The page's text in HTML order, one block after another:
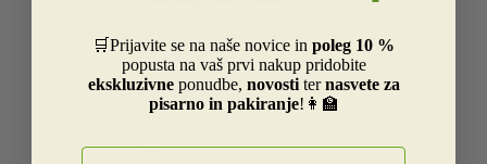
Kolekcija Liverpool
Kolekcija Dakar
Kolekcija Catalina Estrada
Kolekcija Smiley
Kolekcija Frozen
🛒Prijavite se na naše novice in poleg 10 %
popusta na vaš prvi nakup pridobite
ekskluzivneponudbe, novosti ternasvete za
pisarno in pakiranje!👩‍🏫
E-naslov